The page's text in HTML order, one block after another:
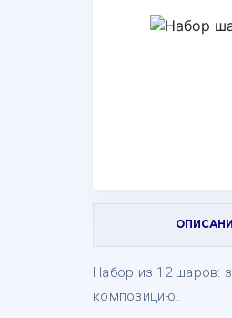
Набор из 12 шаров:
композицию.